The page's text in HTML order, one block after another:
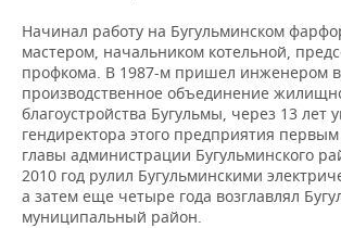
Начинал работу на Бугульминском
мастером, начальником котельной,
профкома. В 1987-м пришел инженером в
производственное объединение
благоустройства Бугульмы, через 13 лет
гендиректора этого предприятия
главы администрации Бугульминского
2010 год рулил Бугульминскими
а затем еще четыре года возглавлял
муниципальный район.